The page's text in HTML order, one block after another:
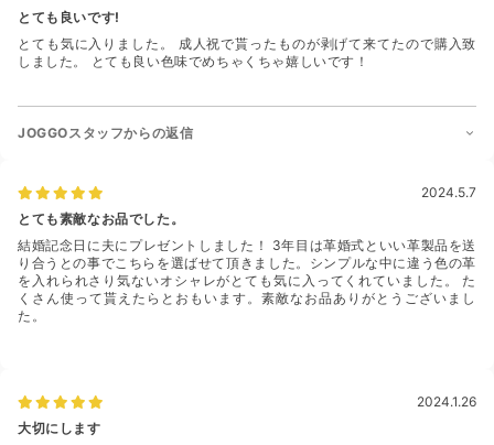
とても良いです!
とても気に入りました。 成人祝で貰ったものが剥げて来てたので購入致
しました。 とても良い色味でめちゃくちゃ嬉しいです！
JOGGOスタッフからの返信
2024.5.7
とても素敵なお品でした。
結婚記念日に夫にプレゼントしました！ 3年目は革婚式といい革製品を送
り合うとの事でこちらを選ばせて頂きました。シンプルな中に違う色の革
を入れられさり気ないオシャレがとても気に入ってくれていました。 た
くさん使って貰えたらとおもいます。素敵なお品ありがとうございまし
た。
2024.1.26
大切にします